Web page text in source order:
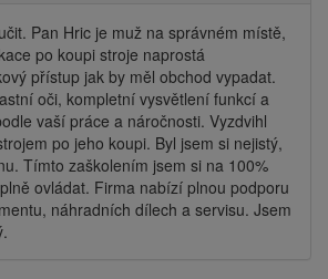
Pan Hric je muž na správném místě,
po koupi stroje naprostá
přístup jak by měl obchod vypadat.
oči, kompletní vysvětlení funkcí a
vaší práce a náročnosti. Vyzdvihl
po jeho koupi. Byl jsem si nejistý,
Tímto zaškolením jsem si na 100%
ovládat. Firma nabízí plnou podporu
náhradních dílech a servisu. Jsem